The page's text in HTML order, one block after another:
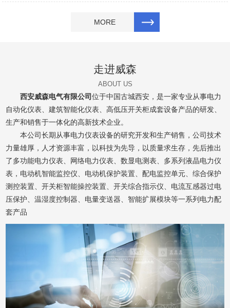
MORE
走进威森
ABOUT US
西安威森电气有限公司位于中国古城西安，是一家专业从事电力
自动化仪表、建筑智能化仪表、高低压开关柜成套设备产品的研发、
生产和销售于一体化的高新技术企业。
本公司长期从事电力仪表设备的研究开发和生产销售，公司技术
力量雄厚，人才资源丰富，以科技为先导，以质量求生存，先后推出
了多功能电力仪表、网络电力仪表、数显电测表、多系列液晶电力仪
表，电动机智能监控仪、电动机保护装置、配电监控单元、综合保护
测控装置、开关柜智能操控装置、开关综合指示仪、电流互感器过电
压保护、温湿度控制器、电量变送器、智能扩展模块等一系列电力配
套产品